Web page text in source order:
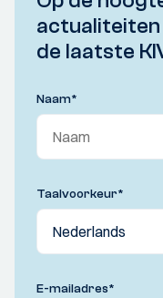
actualiteiten
de laatste
Naam*
Taalvoorkeur*
E-mailadres*